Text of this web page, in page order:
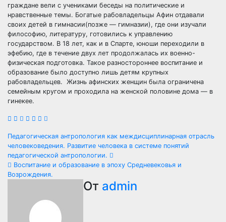
граждане вели с учениками беседы на политические и
нравственные темы. Богатые рабовладельцы Афин отдавали
своих детей в гимнасии(позже — гимназии), где они изучали
философию, литературу, готовились к управлению
государством. В 18 лет, как и в Спарте, юноши переходили в
эфебию, где в течение двух лет продолжалась их военно-
физическая подготовка. Такое разностороннее воспитание и
образование было доступно лишь детям крупных
рабовладельцев. Жизнь афинских женщин была ограничена
семейным кругом и проходила на женской половине дома — в
гинекее.
Навигация
по
записям
Педагогическая антропология как междисциплинарная отрасль
человековедения. Развитие человека в системе понятий
педагогической антропологии.
Воспитание и образование в эпоху Средневековья и
Возрождения.
От admin